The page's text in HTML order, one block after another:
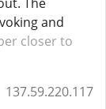
and
closer to
137.59.220.117